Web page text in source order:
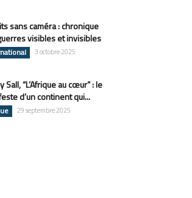
sans caméra : chronique
visibles et invisibles
3 octobre 2025
Sall, “L’Afrique au cœur” : le
d’un continent qui...
29 septembre 2025